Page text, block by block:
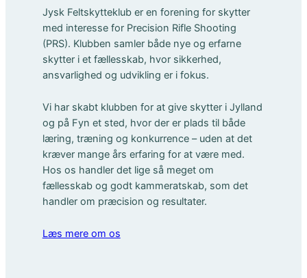
Jysk Feltskytteklub er en forening for skytter
med interesse for Precision Rifle Shooting
(PRS). Klubben samler både nye og erfarne
skytter i et fællesskab, hvor sikkerhed,
ansvarlighed og udvikling er i fokus.
Vi har skabt klubben for at give skytter i Jylland
og på Fyn et sted, hvor der er plads til både
læring, træning og konkurrence – uden at det
kræver mange års erfaring for at være med.
Hos os handler det lige så meget om
fællesskab og godt kammeratskab, som det
handler om præcision og resultater.
Læs mere om os